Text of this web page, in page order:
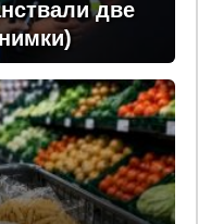
две